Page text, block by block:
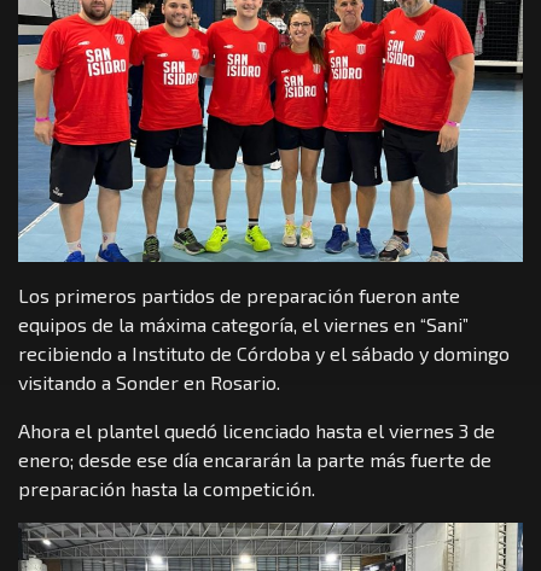
Los primeros partidos de preparación fueron ante
equipos de la máxima categoría, el viernes en “Sani”
recibiendo a Instituto de Córdoba y el sábado y domingo
visitando a Sonder en Rosario.
Ahora el plantel quedó licenciado hasta el viernes 3 de
enero; desde ese día encararán la parte más fuerte de
preparación hasta la competición.